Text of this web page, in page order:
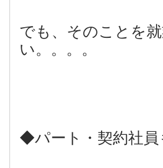
でも、そのことを
い。。。。
◆パート・契約社員